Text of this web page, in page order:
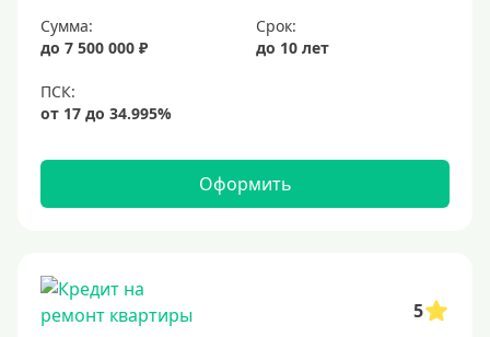
Сумма:
до 7 500 000 ₽
Срок:
до 10 лет
Оформить
5